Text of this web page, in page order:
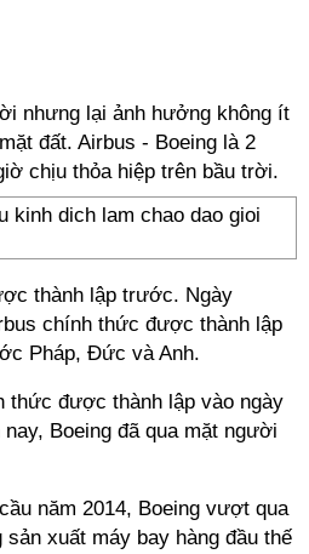
nhưng lại ảnh hưởng không ít
đất. Airbus - Boeing là 2
chịu thỏa hiệp trên bầu trời.
thành lập trước. Ngày
chính thức được thành lập
Pháp, Đức và Anh.
thức được thành lập vào ngày
Boeing đã qua mặt người
năm 2014, Boeing vượt qua
xuất máy bay hàng đầu thế